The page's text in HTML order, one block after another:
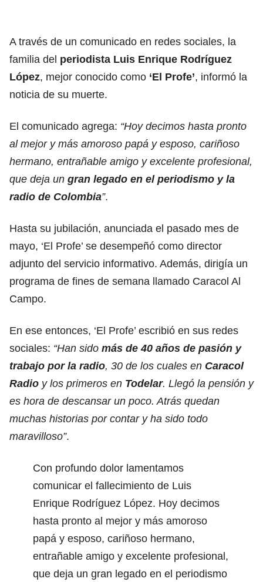
A través de un comunicado en redes sociales, la
familia del periodista Luis Enrique Rodríguez
López, mejor conocido como ‘El Profe’, informó la
noticia de su muerte.
El comunicado agrega: “Hoy decimos hasta pronto
al mejor y más amoroso papá y esposo, cariñoso
hermano, entrañable amigo y excelente profesional,
que deja un gran legado en el periodismo y la
radio de Colombia”.
Hasta su jubilación, anunciada el pasado mes de
mayo, ‘El Profe’ se desempeñó como director
adjunto del servicio informativo. Además, dirigía un
programa de fines de semana llamado Caracol Al
Campo.
En ese entonces, ‘El Profe’ escribió en sus redes
sociales: “Han sido más de 40 años de pasión y
trabajo por la radio, 30 de los cuales en Caracol
Radio y los primeros en Todelar. Llegó la pensión y
es hora de descansar un poco. Atrás quedan
muchas historias por contar y ha sido todo
maravilloso”.
Con profundo dolor lamentamos
comunicar el fallecimiento de Luis
Enrique Rodríguez López. Hoy decimos
hasta pronto al mejor y más amoroso
papá y esposo, cariñoso hermano,
entrañable amigo y excelente profesional,
que deja un gran legado en el periodismo